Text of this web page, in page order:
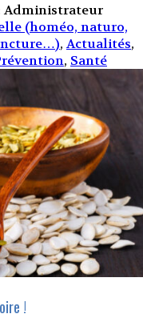
Administrateur
(homéo, naturo,
,Actualités,
, Santé
!